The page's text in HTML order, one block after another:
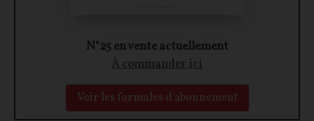
N°25 en vente actuellement
À commander ici
Voir les formules d'abonnement